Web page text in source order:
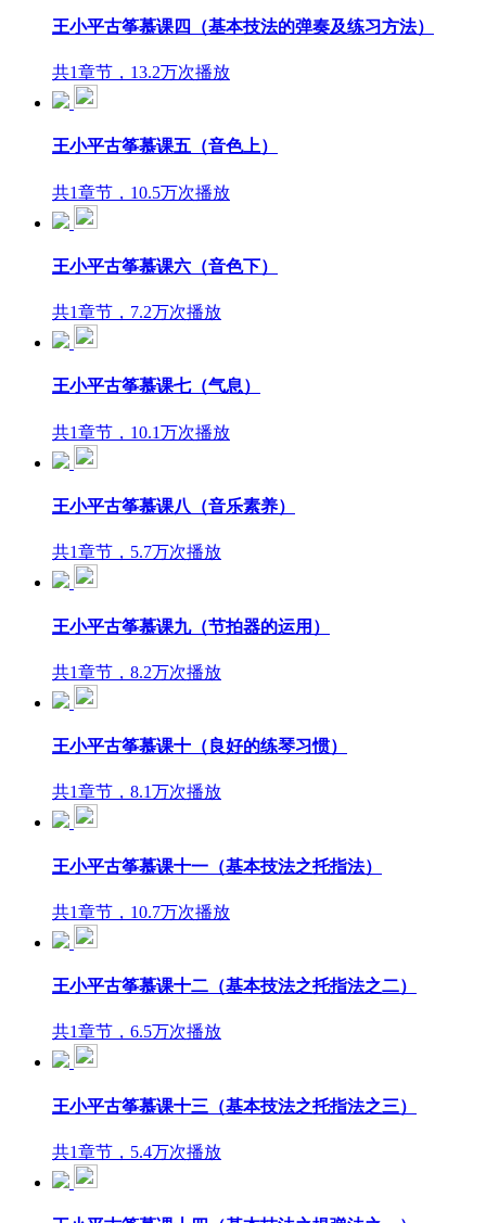
王小平古筝慕课四（基本技法的弹奏及练习方法）
共1章节，13.2万次播放
王小平古筝慕课五（音色上）
共1章节，10.5万次播放
王小平古筝慕课六（音色下）
共1章节，7.2万次播放
王小平古筝慕课七（气息）
共1章节，10.1万次播放
王小平古筝慕课八（音乐素养）
共1章节，5.7万次播放
王小平古筝慕课九（节拍器的运用）
共1章节，8.2万次播放
王小平古筝慕课十（良好的练琴习惯）
共1章节，8.1万次播放
王小平古筝慕课十一（基本技法之托指法）
共1章节，10.7万次播放
王小平古筝慕课十二（基本技法之托指法之二）
共1章节，6.5万次播放
王小平古筝慕课十三（基本技法之托指法之三）
共1章节，5.4万次播放